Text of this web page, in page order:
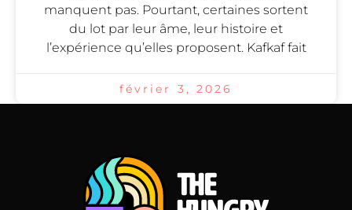
manquent pas. Pourtant, certaines sortent
du lot par leur âme, leur histoire et
l’expérience qu’elles proposent. Kafkaf fait
février 3, 2026